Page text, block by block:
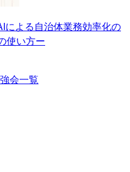
による自治体業務効率化の
使い方ー
会一覧